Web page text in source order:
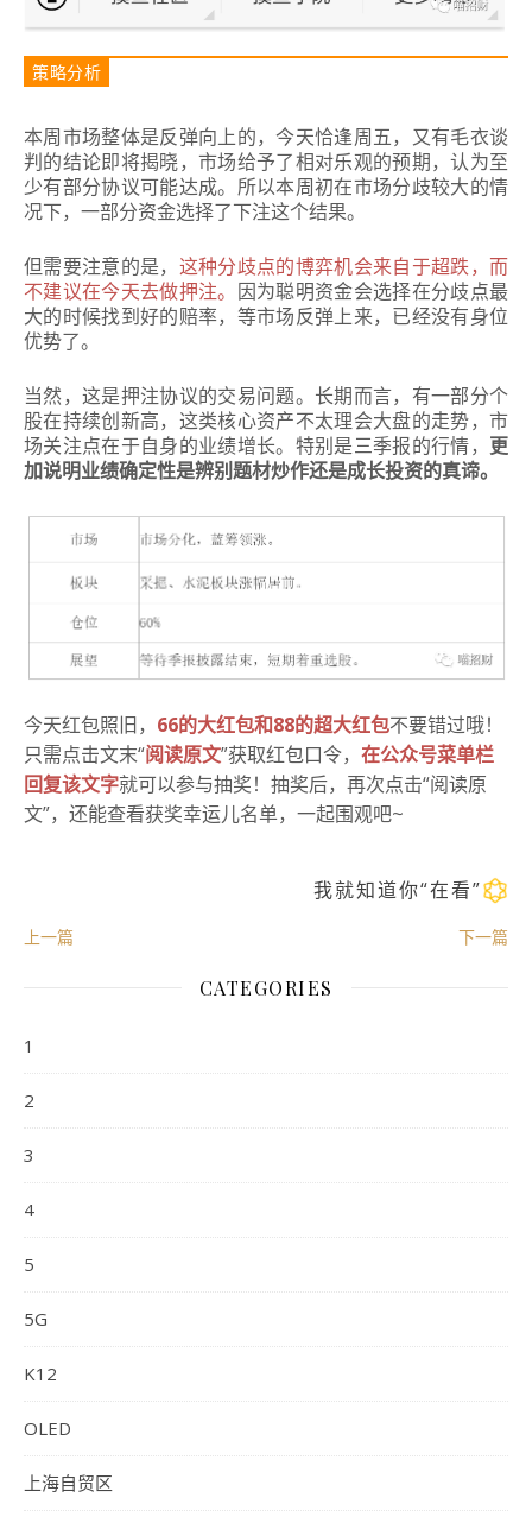
策略分析
本周市场整体是反弹向上的，今天恰逢周五，又有毛衣谈
判的结论即将揭晓，市场给予了相对乐观的预期，认为至
少有部分协议可能达成。 所以本周初在市场分歧较大的情
况下，一部分资金选择了下注这个结果。
但需要注意的是， 这种分歧点的博弈机会来自于超跌，而
不建议在今天去做押注。 因为聪明资金会选择在分歧点最
大的时候找到好的赔率，等市场反弹上来，已经没有身位
优势了。
当然，这是押注协议的交易问题。长期而言，有一部分个
股在持续创新高，这类核心资产不太理会大盘的走势，市
场关注点在于自身的业绩增长。 特别是三季报的行情， 更
加说明业绩确定性是辨别题材炒作还是成长投资的真谛。
今天红包照旧， 66的大红包和88的超大红包不要错过哦！
只需点击文末“阅读原文”获取红包口令， 在公众号菜单栏
回复该文字就可以参与抽奖！抽奖后，再次点击“阅读原
文”，还能查看获奖幸运儿名单，一起围观吧~
我就知道你“在看”
上一篇 下一篇
CATEGORIES
1
2
3
4
5
5G
K12
OLED
上海自贸区